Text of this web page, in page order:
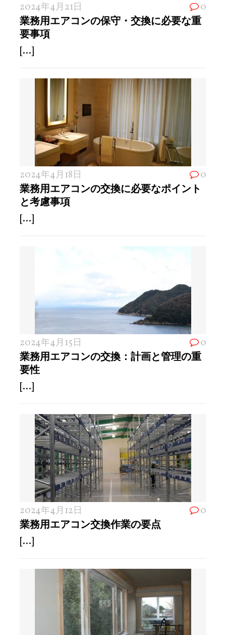
2024年4月21日 0
業務用エアコンの保守・交換に必要な重
要事項
[...]
2024年4月18日 0
業務用エアコンの交換に必要なポイント
と考慮事項
[...]
2024年4月15日 0
業務用エアコンの交換：計画と管理の重
要性
[...]
2024年4月12日 0
業務用エアコン交換作業の要点
[...]